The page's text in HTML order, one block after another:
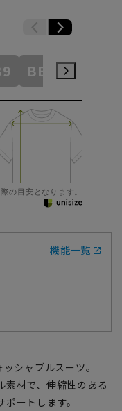
BE3 BE4
の目安となります。
機能一覧
シャブルスーツ。
素材で、伸縮性のある
ートします。